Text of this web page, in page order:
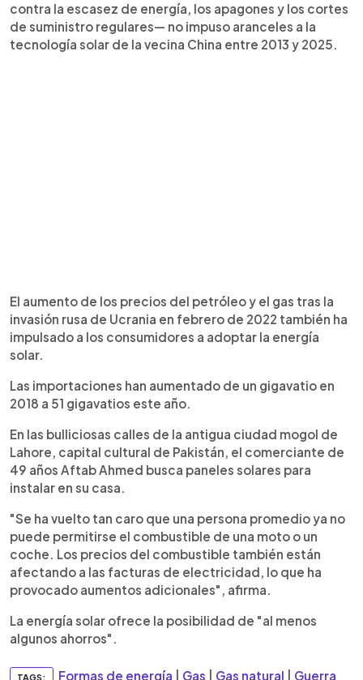
contra la escasez de energía, los apagones y los cortes
de suministro regulares— no impuso aranceles a la
tecnología solar de la vecina China entre 2013 y 2025.
El aumento de los precios del petróleo y el gas tras la
invasión rusa de Ucrania en febrero de 2022 también ha
impulsado a los consumidores a adoptar la energía
solar.
Las importaciones han aumentado de un gigavatio en
2018 a 51 gigavatios este año.
En las bulliciosas calles de la antigua ciudad mogol de
Lahore, capital cultural de Pakistán, el comerciante de
49 años Aftab Ahmed busca paneles solares para
instalar en su casa.
"Se ha vuelto tan caro que una persona promedio ya no
puede permitirse el combustible de una moto o un
coche. Los precios del combustible también están
afectando a las facturas de electricidad, lo que ha
provocado aumentos adicionales", afirma.
La energía solar ofrece la posibilidad de "al menos
algunos ahorros".
TAGS: Formas de energía Gas Gas natural Guerra